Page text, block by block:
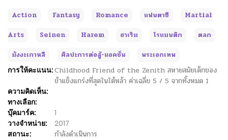
Action Fantasy Romance แฟนตาซี
Martial
Arts
Seinen Harem ฮาเร็ม โรแมนติก
ตลก
มังงะเกาหลี
ศิลปะการต่อสู้-แอคชั่น
พระเอกเทพ
การให้คะแนน:Childhood Friend of the Zenith สหายสมัยเด็กของ
ข้าแข็งแกร่งที่สุดในใต้หล้า ค่าเฉลี่ย 5 / 5 จากทั้งหมด 1
ความคิดเห็น:
ทางเลือก:
บุ๊คมาร์ค:
1
วางจำหน่าย:
2017
สถานะ:
กำลังดำเนินการ